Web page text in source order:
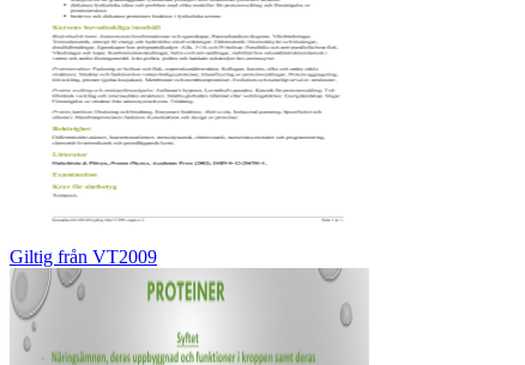
Giltig från VT2009